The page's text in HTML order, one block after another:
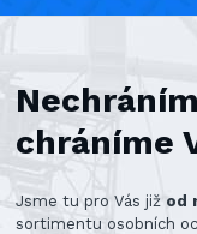
chráníme
Jsme tu pro Vás již od
sortimentu osobních